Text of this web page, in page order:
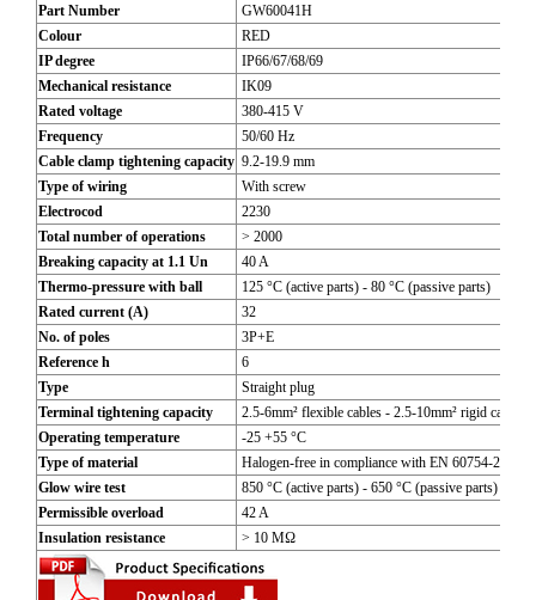
Part Number
GW60041H
Colour
RED
IP degree
IP66/67/68/69
Mechanical resistance
IK09
Rated voltage
380-415 V
Frequency
50/60 Hz
Cable clamp tightening capacity 9.2-19.9 mm
Type of wiring
With screw
Electrocod
2230
Total number of operations
> 2000
Breaking capacity at 1.1 Un
40 A
Thermo-pressure with ball
125 °C (active parts) - 80 °C (passive parts)
Rated current (A)
32
No. of poles
3P+E
Reference h
6
Type
Straight plug
Terminal tightening capacity
2.5-6mm² flexible cables - 2.5-10mm² rigid cables
Operating temperature
-25 +55 °C
Type of material
Halogen-free in compliance with EN 60754-2
Glow wire test
850 °C (active parts) - 650 °C (passive parts)
Permissible overload
42 A
Insulation resistance
> 10 MΩ